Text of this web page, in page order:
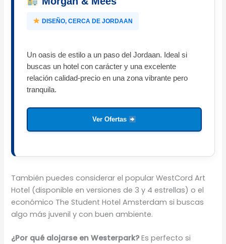
DISEÑO, CERCA DE JORDAAN
Un oasis de estilo a un paso del Jordaan. Ideal si
buscas un hotel con carácter y una excelente
relación calidad-precio en una zona vibrante pero
tranquila.
Ver Ofertas
También puedes considerar el popular WestCord Art
Hotel (disponible en versiones de 3 y 4 estrellas) o el
económico The Student Hotel Amsterdam si buscas
algo más juvenil y con buen ambiente.
¿Por qué alojarse en Westerpark?Es perfecto si